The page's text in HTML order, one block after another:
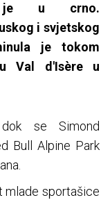
je u crno.
i svjetskog
je tokom
Val d'Isère u
se Simond
Bull Alpine Park
mlade sportašice